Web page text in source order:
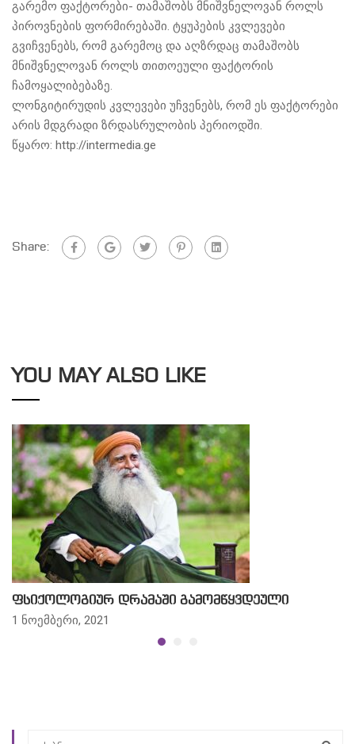
გარემო ფაქტორები- თამაშობს მნიშვნელოვან როლს
პიროვნების ფორმირებაში. ტყუპების კვლევები
გვიჩვენებს, რომ გარემოც და აღზრდაც თამაშობს
მნიშვნელოვან როლს თითოეული ფაქტორის
ჩამოყალიბებაზე.
ლონგიტირუდის კვლევები უჩვენებს, რომ ეს ფაქტორები
არის მდგრადი ზრდასრულობის პერიოდში.
წყარო: http://intermedia.ge
Share:
YOU MAY ALSO LIKE
ფსიქოლოგიურ დრამაში გამომწყვდეული
1 ნოემბერი, 2021